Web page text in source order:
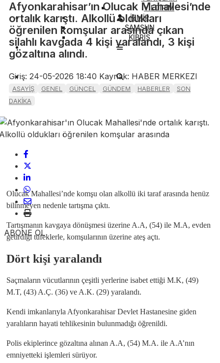
YILDIRIM
İZMİR
SAMSUN
KIBRIS
Afyonkarahisar’ın Olucak Mahallesi’nde
ortalık karıştı. Alkollü oldukları
öğrenilen komşular arasında çıkan
silahlı kavgada 4 kişi yaralandı, 3 kişi
gözaltına alındı.
Giriş: 24-05-2026 18:40 Kaynak: HABER MERKEZI
ASAYİŞ GENEL GÜNCEL GÜNDEM HABERLER
SON
DAKİKA
ABONE OL
Olucak Mahallesi’nde komşu olan alkollü iki taraf arasında henüz
bilinmeyen nedenle tartışma çıktı.
Tartışmanın kavgaya dönüşmesi üzerine A.A, (54) ile M.A, evden
getirdiği tüfeklerle, komşularının üzerine ateş açtı.
Dört kişi yaralandı
Saçmaların vücutlarının çeşitli yerlerine isabet ettiği M.K, (49)
M.T, (43) A.Ç. (36) ve A.K. (29) yaralandı.
Kendi imkanlarıyla Afyonkarahisar Devlet Hastanesine giden
yaralıların hayati tehlikesinin bulunmadığı öğrenildi.
Polis ekiplerince gözaltına alınan A.A, (54) M.A. ile A.A’nın
emniyetteki işlemleri sürüyor.